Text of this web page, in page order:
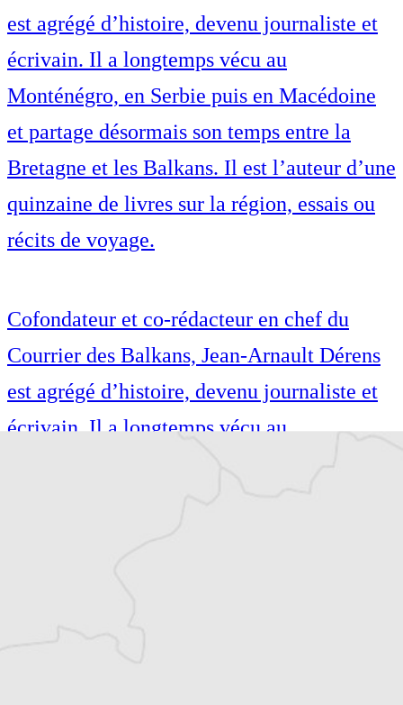
est agrégé d’histoire, devenu journaliste et
écrivain. Il a longtemps vécu au
Monténégro, en Serbie puis en Macédoine
et partage désormais son temps entre la
Bretagne et les Balkans. Il est l’auteur d’une
quinzaine de livres sur la région, essais ou
récits de voyage.
Cofondateur et co-rédacteur en chef du
Courrier des Balkans, Jean-Arnault Dérens
est agrégé d’histoire, devenu journaliste et
écrivain. Il a longtemps vécu au